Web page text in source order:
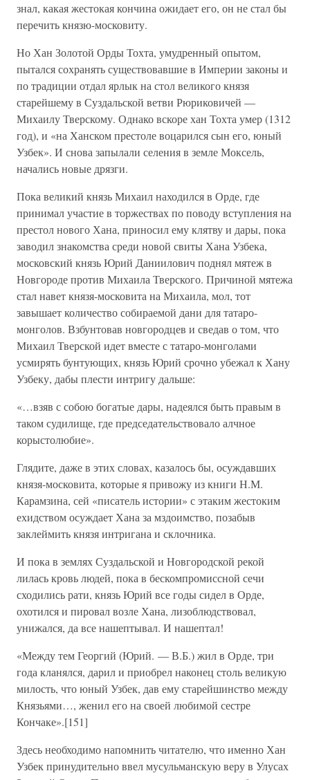
знал, какая жестокая кончина ожидает его, он не стал бы
перечить князю-московиту.
Но Хан Золотой Орды Тохта, умудренный опытом,
пытался сохранять существовавшие в Империи законы и
по традиции отдал ярлык на стол великого князя
старейшему в Суздальской ветви Рюриковичей —
Михаилу Тверскому. Однако вскоре хан Тохта умер (1312
год), и «на Ханском престоле воцарился сын его, юный
Узбек». И снова запылали селения в земле Моксель,
начались новые дрязги.
Пока великий князь Михаил находился в Орде, где
принимал участие в торжествах по поводу вступления на
престол нового Хана, приносил ему клятву и дары, пока
заводил знакомства среди новой свиты Хана Узбека,
московский князь Юрий Даниилович поднял мятеж в
Новгороде против Михаила Тверского. Причиной мятежа
стал навет князя-московита на Михаила, мол, тот
завышает количество собираемой дани для татаро-
монголов. Взбунтовав новгородцев и сведав о том, что
Михаил Тверской идет вместе с татаро-монголами
усмирять бунтующих, князь Юрий срочно убежал к Хану
Узбеку, дабы плести интригу дальше:
«…взяв с собою богатые дары, надеялся быть правым в
таком судилище, где председательствовало алчное
корыстолюбие».
Глядите, даже в этих словах, казалось бы, осуждавших
князя-московита, которые я привожу из книги Н.М.
Карамзина, сей «писатель истории» с этаким жестоким
ехидством осуждает Хана за мздоимство, позабыв
заклеймить князя интригана и склочника.
И пока в землях Суздальской и Новгородской рекой
лилась кровь людей, пока в бескомпромиссной сечи
сходились рати, князь Юрий все годы сидел в Орде,
охотился и пировал возле Хана, лизоблюдствовал,
унижался, да все нашептывал. И нашептал!
«Между тем Георгий (Юрий. — В.Б.) жил в Орде, три
года кланялся, дарил и приобрел наконец столь великую
милость, что юный Узбек, дав ему старейшинство между
Князьями…, женил его на своей любимой сестре
Кончаке».[151]
Здесь необходимо напомнить читателю, что именно Хан
Узбек принудительно ввел мусульманскую веру в Улусах